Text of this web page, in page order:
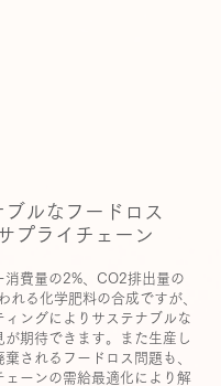
ブルなフードロス
プライチェーン
消費量の2%、CO2排出量の
れる化学肥料の合成ですが、
ィングによりサステナブルな
が期待できます。また生産し
されるフードロス問題も、
ェーンの需給最適化により解